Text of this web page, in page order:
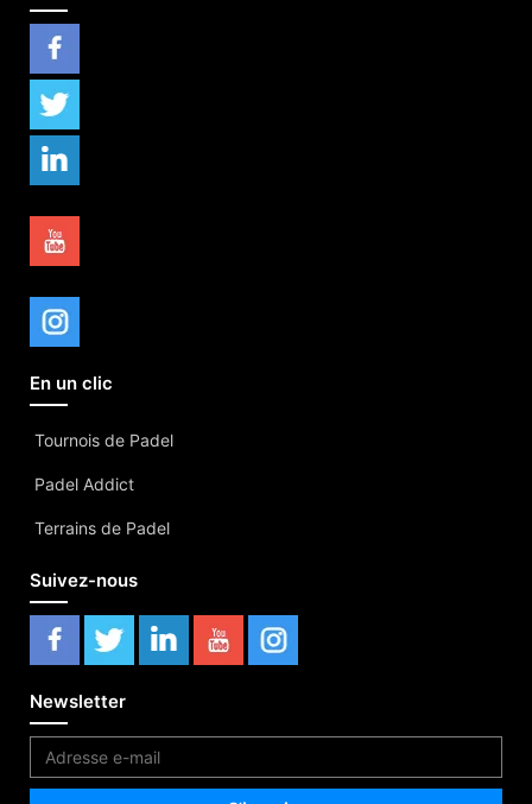
En un clic
Tournois de Padel
Padel Addict
Terrains de Padel
Suivez-nous
Newsletter